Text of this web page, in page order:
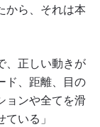
から、それは本
、正しい動きが
ド、距離、目の
ョンや全てを滑
いる」